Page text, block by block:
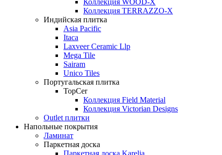
Коллекция WOOD-X
Коллекция ТЕRRАZZO-X
Индийская плитка
Asia Pacific
Itaca
Laxveer Ceramic Llp
Mega Tile
Sairam
Unico Tiles
Португальская плитка
TopCer
Коллекция Field Material
Коллекция Victorian Designs
Outlet плитки
Напольные покрытия
Ламинат
Паркетная доска
Паркетная доска Karelia